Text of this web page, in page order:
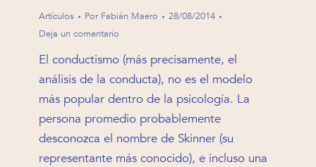
Artículos Por Fabián Maero
28/08/2014
Deja un comentario
El conductismo (más precisamente, el
análisis de la conducta), no es el modelo
más popular dentro de la psicología. La
persona promedio probablemente
desconozca el nombre de Skinner (su
representante más conocido), e incluso una